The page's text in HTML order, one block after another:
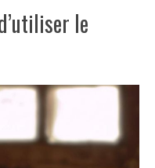
le